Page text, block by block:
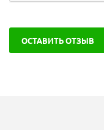
ОСТАВИТЬ ОТЗЫВ